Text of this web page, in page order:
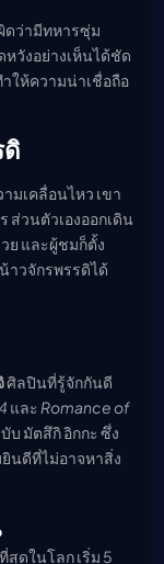
ดว่ามีทหารซุ่ม
วังอย่างเห็นได้ชัด
ให้ความน่าเชื่อถือ
ดิ
มเคลื่อนไหว เขา
ส่วนตัวเองออกเดิน
ย และผู้ชมก็ตั้ง
น้าวจักรพรรดิได้
ศิลปินที่รู้จักกันดี
และ Romance of
บ มัตสึกิ อิกกะ ซึ่ง
นดีที่ไม่อาจหาสิ่ง
สุดในโลก เริ่ม 5